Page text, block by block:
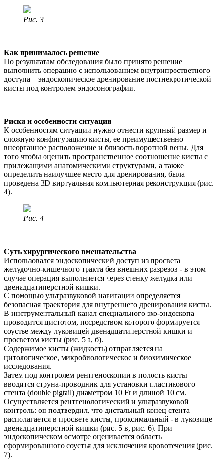
Рис. 3
Как принималось решение
По результатам обследования было принято решение
выполнить операцию с использованием внутрипростветного
доступа – эндоскопическое дренирование постнекротической
кисты под контролем эндосонографии.
Риски и особенности ситуации
К особенностям ситуации нужно отнести крупный размер и
сложную конфигурацию кисты, ее преимущественно
внеорганное расположение и близость воротной вены. Для
того чтобы оценить пространственное соотношение кисты с
прилежащими анатомическими структурами, а также
определить наилучшее место для дренирования, была
проведена 3D виртуальная компьютерная реконструкция (рис.
4).
Рис. 4
Суть хирургического вмешательства
Использовался эндоскопический доступ из просвета
желудочно-кишечного тракта без внешних разрезов - в этом
случае операция выполняется через стенку желудка или
двенадцатиперстной кишки.
С помощью ультразвуковой навигации определяется
безопасная траектория для внутреннего дренирования кисты.
В инструментальный канал специального эхо-эндоскопа
проводится цистотом, посредством которого формируется
соустье между луковицей двенадцатиперстной кишки и
просветом кисты (рис. 5 а, б).
Содержимое кисты (жидкость) отправляется на
цитологическое, микробиологическое и биохимическое
исследования.
Затем под контролем рентгеноскопии в полость кисты
вводится струна-проводник для установки пластикового
стента (double pigtail) диаметром 10 Fr и длиной 10 см.
Осуществляется рентгенологический и ультразвуковой
контроль: он подтвердил, что дистальный конец стента
располагается в просвете кисты, проксимальный - в луковице
двенадцатиперстной кишки (рис. 5 в, рис. 6). При
эндоскопическом осмотре оценивается область
сформированного соустья для исключения кровотечения (рис.
7).